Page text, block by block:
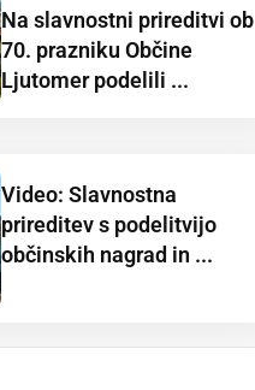
Na slavnostni prireditvi ob
70. prazniku Občine
Ljutomer podelili ...
Video: Slavnostna
prireditev s podelitvijo
občinskih nagrad in ...